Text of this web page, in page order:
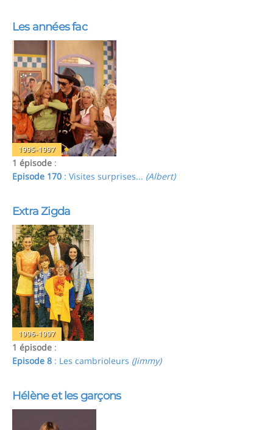
Les années fac
1995-1997
1 épisode :
Episode 170 : Visites surprises... (Albert)
Extra Zigda
1996-1997
1 épisode :
Episode 8 : Les cambrioleurs (Jimmy)
Hélène et les garçons